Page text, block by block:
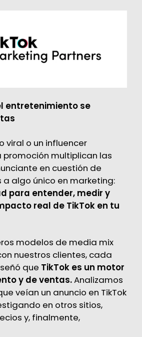
entretenimiento se
viral o un influencer
promoción multiplican las
en cuestión de
a algo único en marketing:
para entender, medir y
real de TikTok en tu
modelos de media mix
nuestros clientes, cada
que TikTok es un motor
y de ventas.Analizamos
veían un anuncio en TikTok
en otros sitios,
y, finalmente,